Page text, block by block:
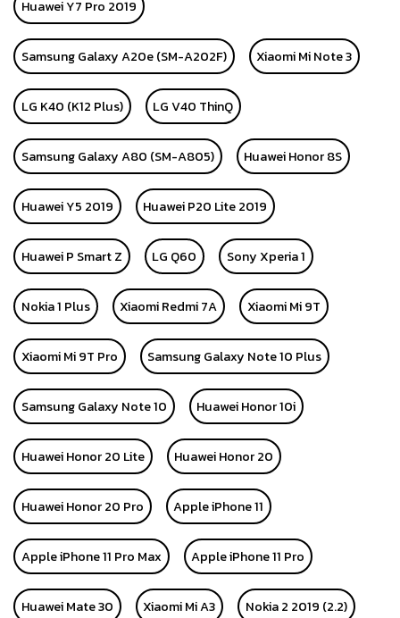
Huawei Y7 Pro 2019
Samsung Galaxy A20e (SM-A202F) Xiaomi Mi Note 3
LG K40 (K12 Plus) LG V40 ThinQ
Samsung Galaxy A80 (SM-A805) Huawei Honor 8S
Huawei Y5 2019 Huawei P20 Lite 2019
Huawei P Smart Z LG Q60 Sony Xperia 1
Nokia 1 Plus Xiaomi Redmi 7A Xiaomi Mi 9T
Xiaomi Mi 9T Pro Samsung Galaxy Note 10 Plus
Samsung Galaxy Note 10 Huawei Honor 10i
Huawei Honor 20 Lite Huawei Honor 20
Huawei Honor 20 Pro Apple iPhone 11
Apple iPhone 11 Pro Max Apple iPhone 11 Pro
Huawei Mate 30 Xiaomi Mi A3 Nokia 2 2019 (2.2)